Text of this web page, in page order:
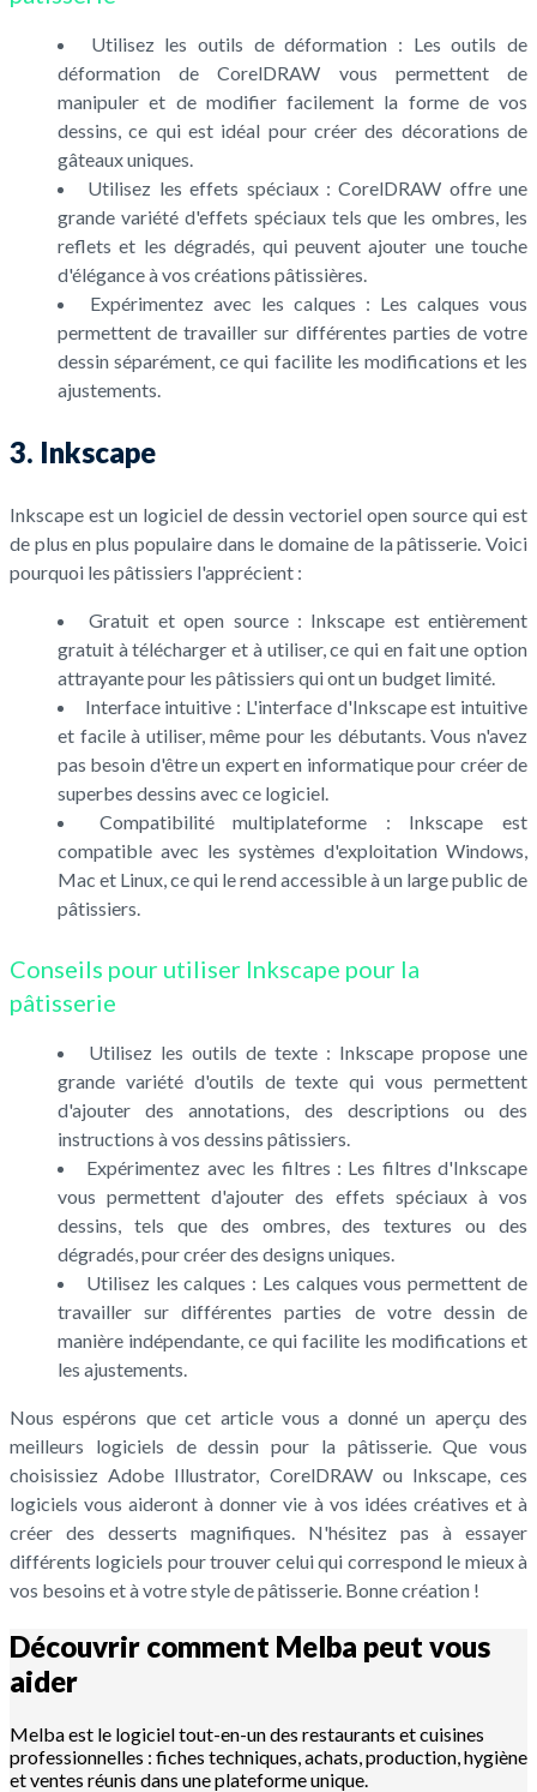
Utilisez les outils de déformation : Les outils de
déformation de CorelDRAW vous permettent de
manipuler et de modifier facilement la forme de vos
dessins, ce qui est idéal pour créer des décorations de
gâteaux uniques.
Utilisez les effets spéciaux : CorelDRAW offre une
grande variété d'effets spéciaux tels que les ombres, les
reflets et les dégradés, qui peuvent ajouter une touche
d'élégance à vos créations pâtissières.
Expérimentez avec les calques : Les calques vous
permettent de travailler sur différentes parties de votre
dessin séparément, ce qui facilite les modifications et les
ajustements.
3. Inkscape
Inkscape est un logiciel de dessin vectoriel open source qui est
de plus en plus populaire dans le domaine de la pâtisserie. Voici
pourquoi les pâtissiers l'apprécient :
Gratuit et open source : Inkscape est entièrement
gratuit à télécharger et à utiliser, ce qui en fait une option
attrayante pour les pâtissiers qui ont un budget limité.
Interface intuitive : L'interface d'Inkscape est intuitive
et facile à utiliser, même pour les débutants. Vous n'avez
pas besoin d'être un expert en informatique pour créer de
superbes dessins avec ce logiciel.
Compatibilité multiplateforme : Inkscape est
compatible avec les systèmes d'exploitation Windows,
Mac et Linux, ce qui le rend accessible à un large public de
pâtissiers.
Conseils pour utiliser Inkscape pour la
pâtisserie
Utilisez les outils de texte : Inkscape propose une
grande variété d'outils de texte qui vous permettent
d'ajouter des annotations, des descriptions ou des
instructions à vos dessins pâtissiers.
Expérimentez avec les filtres : Les filtres d'Inkscape
vous permettent d'ajouter des effets spéciaux à vos
dessins, tels que des ombres, des textures ou des
dégradés, pour créer des designs uniques.
Utilisez les calques : Les calques vous permettent de
travailler sur différentes parties de votre dessin de
manière indépendante, ce qui facilite les modifications et
les ajustements.
Nous espérons que cet article vous a donné un aperçu des
meilleurs logiciels de dessin pour la pâtisserie. Que vous
choisissiez Adobe Illustrator, CorelDRAW ou Inkscape, ces
logiciels vous aideront à donner vie à vos idées créatives et à
créer des desserts magnifiques. N'hésitez pas à essayer
différents logiciels pour trouver celui qui correspond le mieux à
vos besoins et à votre style de pâtisserie. Bonne création !
Découvrir comment Melba peut vous
aider
Melba est le logiciel tout-en-un des restaurants et cuisines
professionnelles : fiches techniques, achats, production, hygiène
et ventes réunis dans une plateforme unique.